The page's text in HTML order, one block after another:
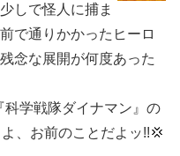
しで怪人に捕ま
で通りかかったヒーロ
念な展開が何度あった
学戦隊ダイナマン』の
、お前のことだよッ!!💢